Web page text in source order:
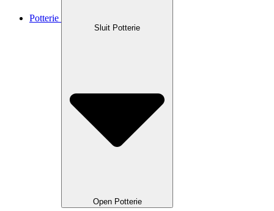
Potterie
Sluit Potterie
Open Potterie